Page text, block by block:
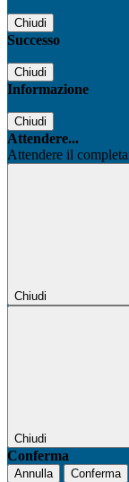
Chiudi
Successo
Chiudi
Informazione
Chiudi
Attendere...
Attendere il
Chiudi
Chiudi
Conferma
Annulla Conferma